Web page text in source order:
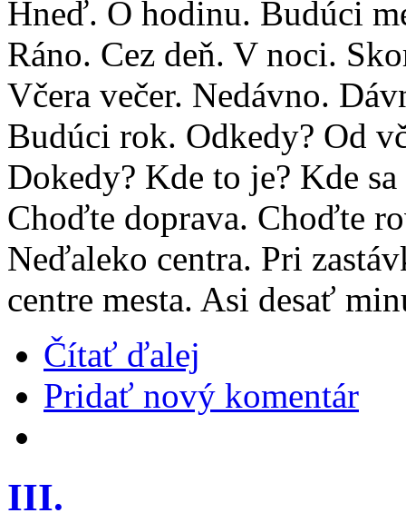
Hneď. O hodinu. Budúci
Ráno. Cez deň. V noci.
Včera večer. Nedávno.
Budúci rok. Odkedy? Od
Dokedy? Kde to je? Kde
Choďte doprava. Choďte
Neďaleko centra. Pri
centre mesta. Asi desať
Čítať ďalej
Pridať nový komentár
III.